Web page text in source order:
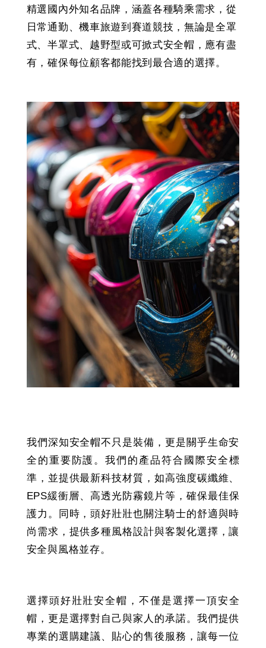
精選國內外知名品牌，涵蓋各種騎乘需求，從
日常通勤、機車旅遊到賽道競技，無論是全罩
式、半罩式、越野型或可掀式安全帽，應有盡
有，確保每位顧客都能找到最合適的選擇。
我們深知安全帽不只是裝備，更是關乎生命安
全的重要防護。我們的產品符合國際安全標
準，並提供最新科技材質，如高強度碳纖維、
EPS緩衝層、高透光防霧鏡片等，確保最佳保
護力。同時，頭好壯壯也關注騎士的舒適與時
尚需求，提供多種風格設計與客製化選擇，讓
安全與風格並存。
選擇頭好壯壯安全帽，不僅是選擇一頂安全
帽，更是選擇對自己與家人的承諾。我們提供
專業的選購建議、貼心的售後服務，讓每一位